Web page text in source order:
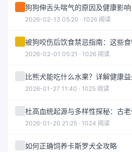
狗狗伸舌头喘气的原因及健康影响
2026-02-13 05:20 · 1026 阅读
被狗咬伤后饮食禁忌指南：这些
2026-02-01 05:21 · 1026 阅读
比熊犬能吃什么水果？详解健康
2026-01-27 11:40 · 1025 阅读
杜高血统起源与多样性探秘：古
2026-01-20 21:25 · 1024 阅读
如何正确饲养卡斯罗犬全攻略